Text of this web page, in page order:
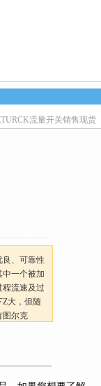
流量开关销售现货
、可靠性
一个被加
流速及过
Z大，但随
图尔克